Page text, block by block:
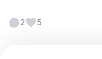
2 5